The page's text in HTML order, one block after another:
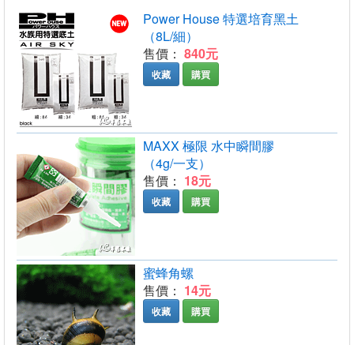
Power House 特選培育黑土
（8L/細）
售價： 840元
收藏 購買
MAXX 極限 水中瞬間膠
（4g/一支）
售價： 18元
收藏 購買
蜜蜂角螺
售價： 14元
收藏 購買